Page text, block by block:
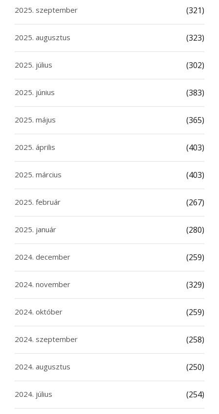
2025. szeptember (321)
2025. augusztus (323)
2025. július (302)
2025. június (383)
2025. május (365)
2025. április (403)
2025. március (403)
2025. február (267)
2025. január (280)
2024. december (259)
2024. november (329)
2024. október (259)
2024. szeptember (258)
2024. augusztus (250)
2024. július (254)